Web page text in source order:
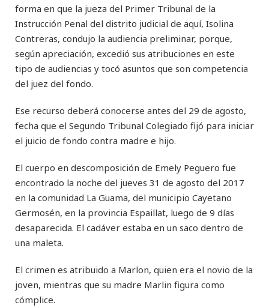
forma en que la jueza del Primer Tribunal de la
Instrucción Penal del distrito judicial de aquí, Isolina
Contreras, condujo la audiencia preliminar, porque,
según apreciación, excedió sus atribuciones en este
tipo de audiencias y tocó asuntos que son competencia
del juez del fondo.
Ese recurso deberá conocerse antes del 29 de agosto,
fecha que el Segundo Tribunal Colegiado fijó para iniciar
el juicio de fondo contra madre e hijo.
El cuerpo en descomposición de Emely Peguero fue
encontrado la noche del jueves 31 de agosto del 2017
en la comunidad La Guama, del municipio Cayetano
Germosén, en la provincia Espaillat, luego de 9 días
desaparecida. El cadáver estaba en un saco dentro de
una maleta.
El crimen es atribuido a Marlon, quien era el novio de la
joven, mientras que su madre Marlin figura como
cómplice.